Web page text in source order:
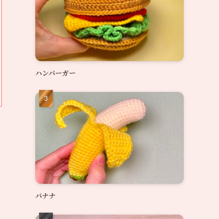
ハンバーガー
バナナ